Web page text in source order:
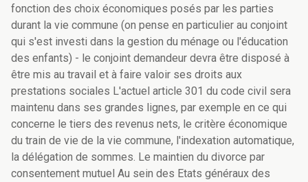
fonction des choix économiques posés par les parties
durant la vie commune (on pense en particulier au conjoint
qui s'est investi dans la gestion du ménage ou l'éducation
des enfants) - le conjoint demandeur devra être disposé à
être mis au travail et à faire valoir ses droits aux
prestations sociales L'actuel article 301 du code civil sera
maintenu dans ses grandes lignes, par exemple en ce qui
concerne le tiers des revenus nets, le critère économique
du train de vie de la vie commune, l'indexation automatique,
la délégation de sommes. Le maintien du divorce par
consentement mutuel Au sein des Etats généraux des